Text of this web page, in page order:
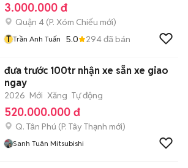
3.000.000 đ
Quận 4 (P. Xóm Chiếu mới)
T Trần Anh Tuấn 5.0 294đã bán
đưa trước 100tr nhận xe sẵn xe giao
ngay
2026 Mới Xăng Tự động
520.000.000 đ
Q. Tân Phú (P. Tây Thạnh mới)
Sanh Tuân Mitsubishi